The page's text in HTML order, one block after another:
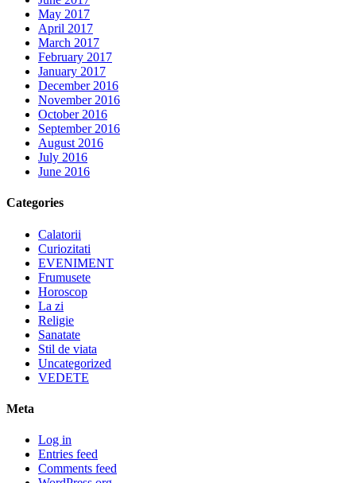
May 2017
April 2017
March 2017
February 2017
January 2017
December 2016
November 2016
October 2016
September 2016
August 2016
July 2016
June 2016
Categories
Calatorii
Curiozitati
EVENIMENT
Frumusete
Horoscop
La zi
Religie
Sanatate
Stil de viata
Uncategorized
VEDETE
Meta
Log in
Entries feed
Comments feed